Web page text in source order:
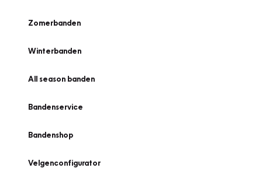
Zomerbanden
Winterbanden
All season banden
Bandenservice
Bandenshop
Velgenconfigurator